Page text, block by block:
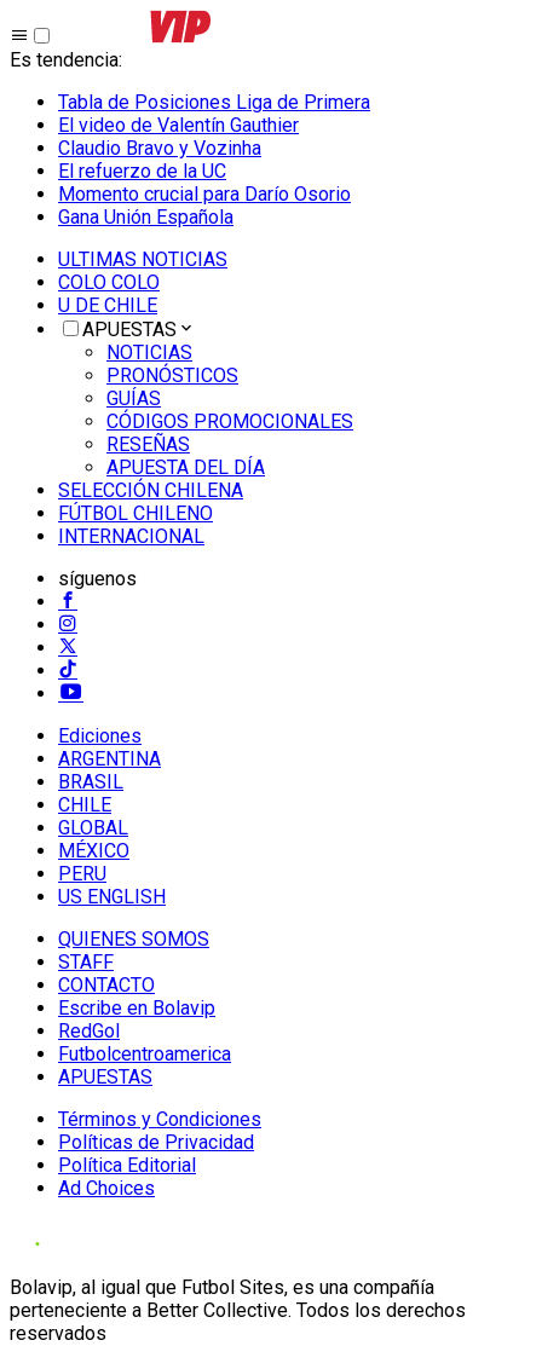
Es tendencia:
Tabla de Posiciones Liga de Primera
El video de Valentín Gauthier
Claudio Bravo y Vozinha
El refuerzo de la UC
Momento crucial para Darío Osorio
Gana Unión Española
ULTIMAS NOTICIAS
COLO COLO
U DE CHILE
APUESTAS
NOTICIAS
PRONÓSTICOS
GUÍAS
CÓDIGOS PROMOCIONALES
RESEÑAS
APUESTA DEL DÍA
SELECCIÓN CHILENA
FÚTBOL CHILENO
INTERNACIONAL
síguenos
Ediciones
ARGENTINA
BRASIL
CHILE
GLOBAL
MÉXICO
PERU
US ENGLISH
QUIENES SOMOS
STAFF
CONTACTO
Escribe en Bolavip
RedGol
Futbolcentroamerica
APUESTAS
Términos y Condiciones
Políticas de Privacidad
Política Editorial
Ad Choices
Bolavip, al igual que Futbol Sites, es una compañía
perteneciente a Better Collective. Todos los derechos
reservados